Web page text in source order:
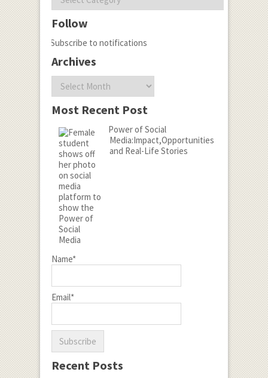
Follow
Subscribe to notifications
Archives
Most Recent Post
Power of Social
Media:Impact,Opportunities
and Real-Life Stories
Name*
Email*
Recent Posts